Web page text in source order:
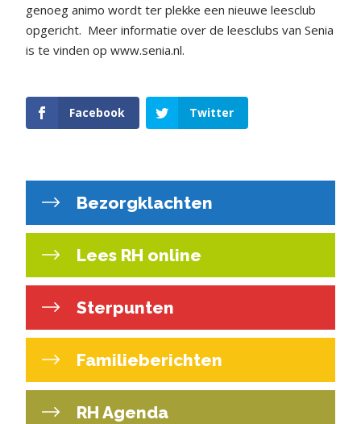
genoeg animo wordt ter plekke een nieuwe leesclub
opgericht. Meer informatie over de leesclubs van Senia
is te vinden op www.senia.nl.
Facebook Twitter
Bezorgklachten
Lees RH online
Sterpunten
Familieberichten
RH Agenda